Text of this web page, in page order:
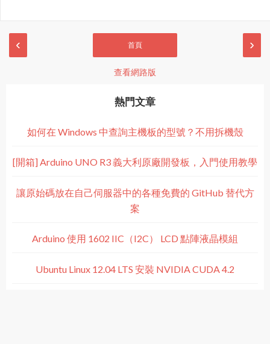
‹ ›
首頁
查看網路版
熱門文章
如何在 Windows 中查詢主機板的型號？不用拆機殼
[開箱] Arduino UNO R3 義大利原廠開發板，入門使用教學
讓原始碼放在自己伺服器中的各種免費的 GitHub 替代方
案
Arduino 使用 1602 IIC（I2C） LCD 點陣液晶模組
Ubuntu Linux 12.04 LTS 安裝 NVIDIA CUDA 4.2